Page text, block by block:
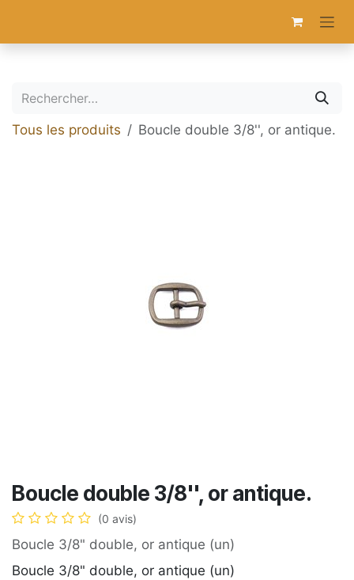
Tous les produits Boucle double 3/8'', or antique.
Boucle double 3/8'', or antique.
(0 avis)
Boucle 3/8" double, or antique (un)
Boucle 3/8" double, or antique (un)